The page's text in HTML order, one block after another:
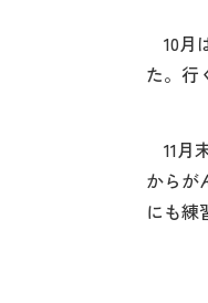
10月
た。行
11月
からが
にも練